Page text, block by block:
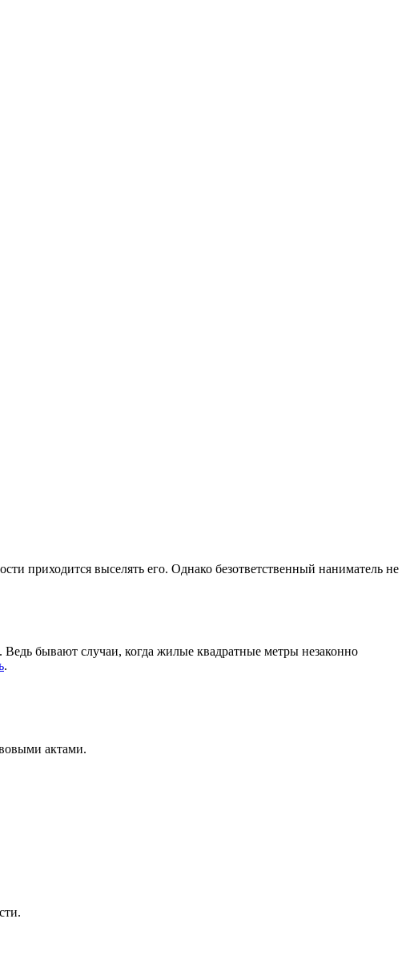
приходится выселять его. Однако безответственный наниматель не
бывают случаи, когда жилые квадратные метры незаконно
.
актами.